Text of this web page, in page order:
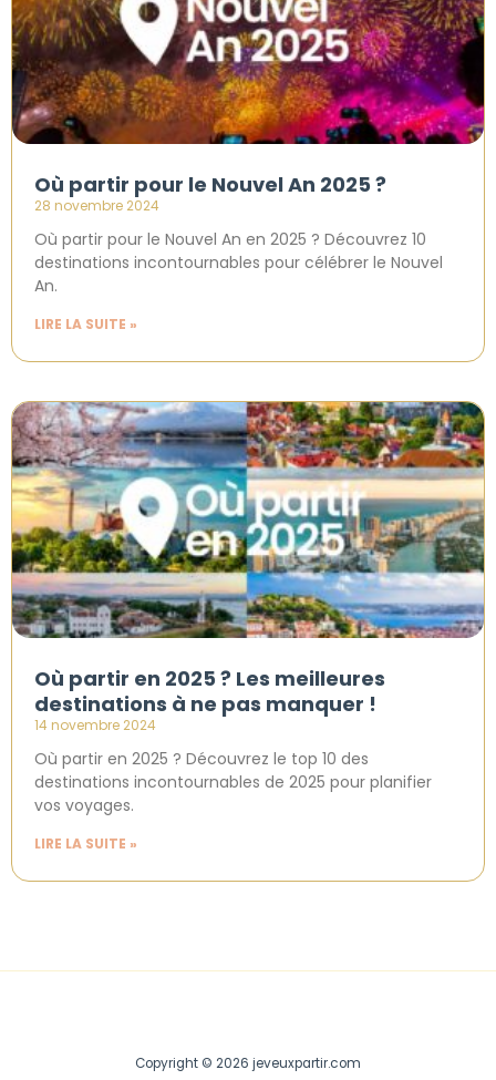
Où partir pour le Nouvel An 2025 ?
28 novembre 2024
Où partir pour le Nouvel An en 2025 ? Découvrez 10
destinations incontournables pour célébrer le Nouvel
An.
LIRE LA SUITE »
Où partir en 2025 ? Les meilleures
destinations à ne pas manquer !
14 novembre 2024
Où partir en 2025 ? Découvrez le top 10 des
destinations incontournables de 2025 pour planifier
vos voyages.
LIRE LA SUITE »
Copyright © 2026 jeveuxpartir.com